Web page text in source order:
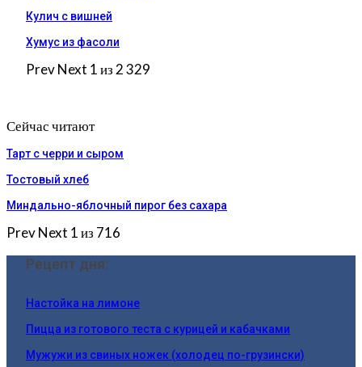
Кулич с вишней
Хумус из фасоли
PrevNext 1 из 2 329
Сейчас читают
Тарт с черри и сыром
Тостовый хлеб
Миндально-яблочный пирог без сахара
PrevNext 1 из 716
Рецепт дня:
Настойка на лимоне
Пицца из готового теста с курицей и кабачками
Мужужи из свиных ножек (холодец по-грузински)